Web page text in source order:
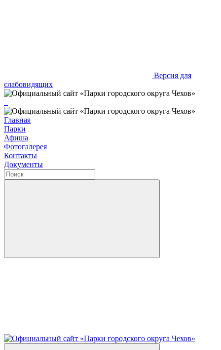
Версия для
слабовидящих
Главная
Парки
Афиша
Фотогалерея
Контакты
Документы